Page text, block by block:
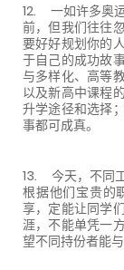
12. 一如许多奥
前，但我们往往
要好好规划你的
于自己的成功故
与多样化、高等
以及新高中课程
升学途径和选择
事都可成真。
13. 今天，不同
根据他们宝贵的
享，定能让同学
涯，不能单凭一
望不同持份者能